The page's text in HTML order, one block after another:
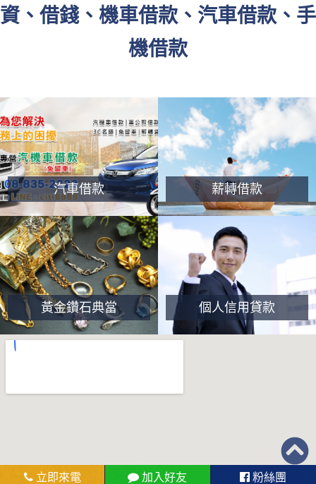
資、借錢、機車借款、汽車借款、手
機借款
汽車借款 薪轉借款
黃金鑽石典當 個人信用貸款
立即來電 加入好友 粉絲團